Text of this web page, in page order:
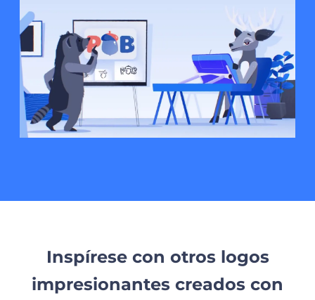
Inspírese con otros logos
impresionantes creados con